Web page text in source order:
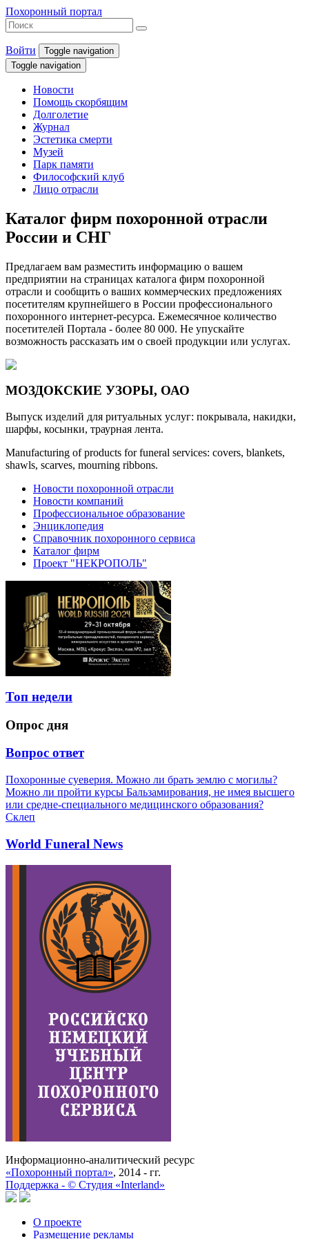
Похоронный портал
Войти
Toggle navigation
Toggle navigation
Новости
Помощь скорбящим
Долголетие
Журнал
Эстетика смерти
Музей
Парк памяти
Философский клуб
Лицо отрасли
Каталог фирм похоронной отрасли
России и СНГ
Предлагаем вам разместить информацию о вашем
предприятии на страницах каталога фирм похоронной
отрасли и сообщить о ваших коммерческих предложениях
посетителям крупнейшего в России профессионального
похоронного интернет-ресурса. Ежемесячное количество
посетителей Портала - более 80 000. Не упускайте
возможность рассказать им о своей продукции или услугах.
МОЗДОКСКИЕ УЗОРЫ, ОАО
Выпуск изделий для ритуальных услуг: покрывала, накидки,
шарфы, косынки, траурная лента.
Manufacturing of products for funeral services: covers, blankets,
shawls, scarves, mourning ribbons.
Новости похоронной отрасли
Новости компаний
Профессиональное образование
Энциклопедия
Справочник похоронного сервиса
Каталог фирм
Проект "НЕКРОПОЛЬ"
Топ недели
Опрос дня
Вопрос ответ
Похоронные суеверия. Можно ли брать землю с могилы?
Можно ли пройти курсы Бальзамирования, не имея высшего
или средне-специального медицинского образования?
Склеп
World Funeral News
Информационно-аналитический ресурс
«Похоронный портал», 2014 - гг.
Поддержка - © Cтудия «Interland»
О проекте
Размещение рекламы